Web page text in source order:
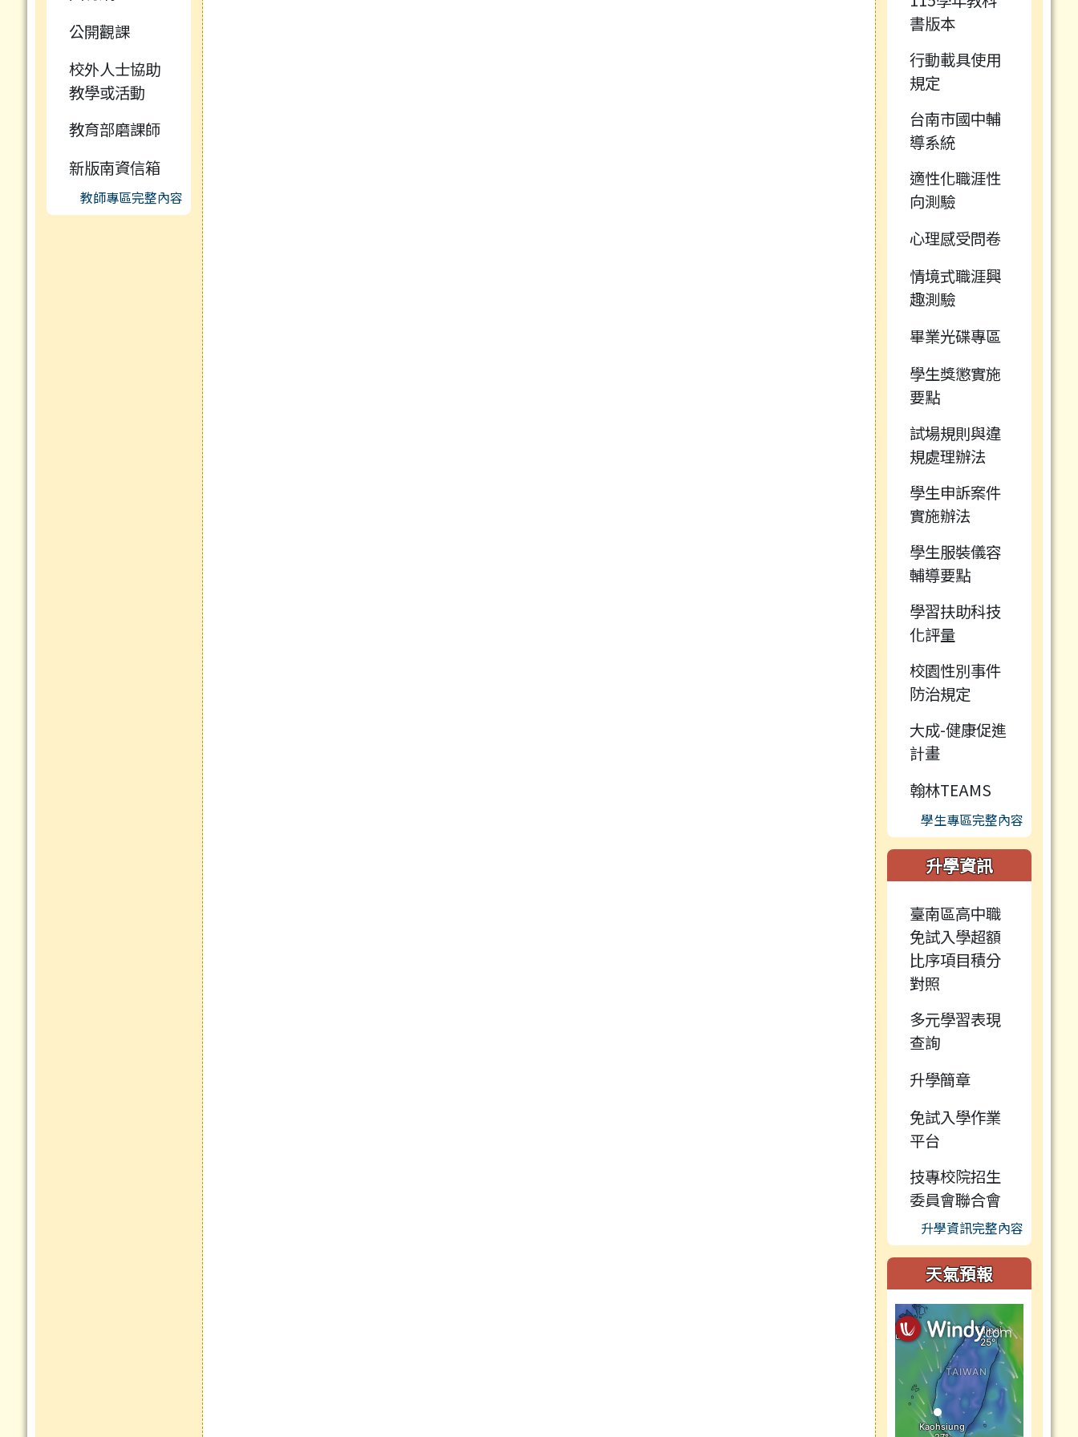
公開觀課
校外人士協助
教學或活動
教育部磨課師
新版南資信箱
教師專區完整內容
書版本
行動載具使用
規定
台南市國中輔
導系統
適性化職涯性
向測驗
心理感受問卷
情境式職涯興
趣測驗
畢業光碟專區
學生獎懲實施
要點
試場規則與違
規處理辦法
學生申訴案件
實施辦法
學生服裝儀容
輔導要點
學習扶助科技
化評量
校園性別事件
防治規定
大成-健康促進
計畫
翰林TEAMS
學生專區完整內容
升學資訊
臺南區高中職
免試入學超額
比序項目積分
對照
多元學習表現
查詢
升學簡章
免試入學作業
平台
技專校院招生
委員會聯合會
升學資訊完整內容
天氣預報